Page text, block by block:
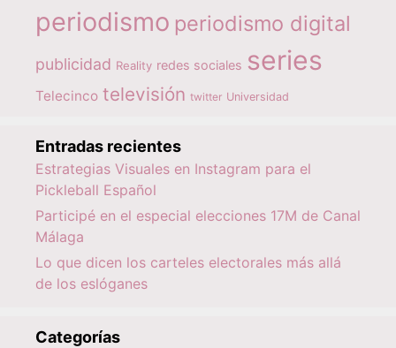
periodismo periodismo digital
publicidad Reality redes sociales series
Telecinco televisión twitter Universidad
Entradas recientes
Estrategias Visuales en Instagram para el
Pickleball Español
Participé en el especial elecciones 17M de Canal
Málaga
Lo que dicen los carteles electorales más allá
de los eslóganes
Categorías